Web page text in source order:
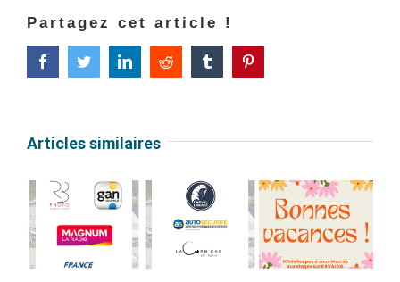
Partagez cet article !
FacebookTwitterLinkedInReddit Tumblr
Articles similaires